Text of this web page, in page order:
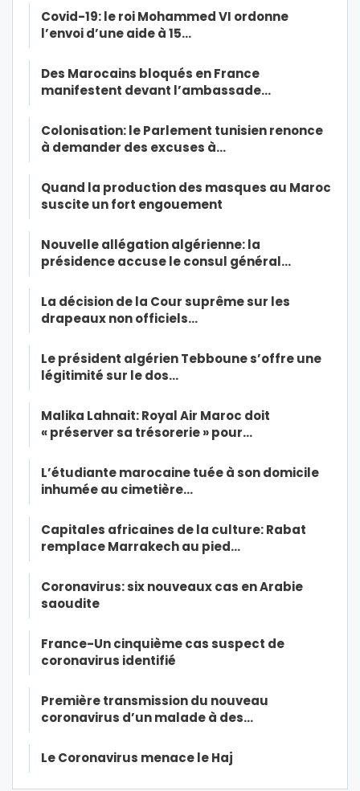
Covid-19: le roi Mohammed VI ordonne
l’envoi d’une aide à 15…
Des Marocains bloqués en France
manifestent devant l’ambassade…
Colonisation: le Parlement tunisien renonce
à demander des excuses à…
Quand la production des masques au Maroc
suscite un fort engouement
Nouvelle allégation algérienne: la
présidence accuse le consul général…
La décision de la Cour suprême sur les
drapeaux non officiels…
Le président algérien Tebboune s’offre une
légitimité sur le dos…
Malika Lahnait: Royal Air Maroc doit
« préserver sa trésorerie » pour…
L’étudiante marocaine tuée à son domicile
inhumée au cimetière…
Capitales africaines de la culture: Rabat
remplace Marrakech au pied…
Coronavirus: six nouveaux cas en Arabie
saoudite
France-Un cinquième cas suspect de
coronavirus identifié
Première transmission du nouveau
coronavirus d’un malade à des…
Le Coronavirus menace le Haj